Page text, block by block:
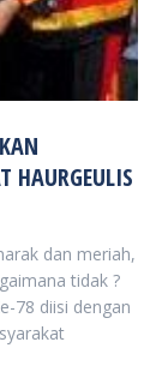
HAURGEULIS
dan meriah,
tidak ?
78 diisi dengan